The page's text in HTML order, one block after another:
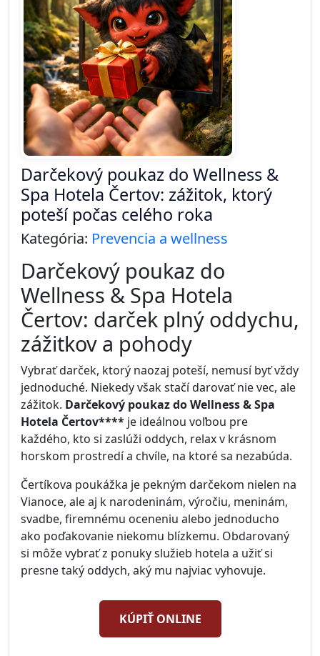
Darčekový poukaz do Wellness &
Spa Hotela Čertov: zážitok, ktorý
poteší počas celého roka
Kategória: Prevencia a wellness
Darčekový poukaz do
Wellness & Spa Hotela
Čertov: darček plný oddychu,
zážitkov a pohody
Vybrať darček, ktorý naozaj poteší, nemusí byť vždy
jednoduché. Niekedy však stačí darovať nie vec, ale
zážitok. Darčekový poukaz do Wellness & Spa
Hotela Čertov**** je ideálnou voľbou pre
každého, kto si zaslúži oddych, relax v krásnom
horskom prostredí a chvíle, na ktoré sa nezabúda.
Čertíkova poukážka je pekným darčekom nielen na
Vianoce, ale aj k narodeninám, výročiu, meninám,
svadbe, firemnému oceneniu alebo jednoducho
ako poďakovanie niekomu blízkemu. Obdarovaný
si môže vybrať z ponuky služieb hotela a užiť si
presne taký oddych, aký mu najviac vyhovuje.
KÚPIŤ ONLINE